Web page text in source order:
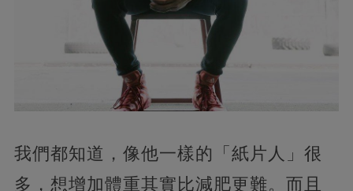
我們都知道，像他一樣的「紙片人」很
多，想增加體重其實比減肥更難。而且